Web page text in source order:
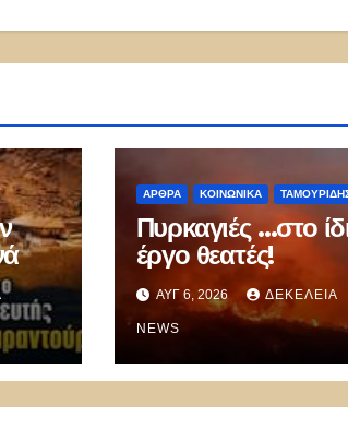
ΑΡΘΡΑ ΚΟΙΝΩΝΙΚΑ
Πυρκαγιές …στο
έργο θεατές!
ΑΥΓ 6, 2026 ΔΕΚΈΛΕΙΑ
NEWS